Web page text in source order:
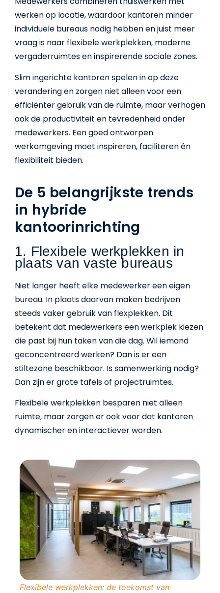
werken op locatie, waardoor kantoren minder
individuele bureaus nodig hebben en juist meer
vraag is naar flexibele werkplekken, moderne
vergaderruimtes en inspirerende sociale zones.
Slim ingerichte kantoren spelen in op deze
verandering en zorgen niet alleen voor een
efficiënter gebruik van de ruimte, maar verhogen
ook de productiviteit en tevredenheid onder
medewerkers. Een goed ontworpen
werkomgeving moet inspireren, faciliteren én
flexibiliteit bieden.
De 5 belangrijkste trends
in hybride
kantoorinrichting
1. Flexibele werkplekken in
plaats van vaste bureaus
Niet langer heeft elke medewerker een eigen
bureau. In plaats daarvan maken bedrijven
steeds vaker gebruik van flexplekken. Dit
betekent dat medewerkers een werkplek kiezen
die past bij hun taken van die dag. Wil iemand
geconcentreerd werken? Dan is er een
stiltezone beschikbaar. Is samenwerking nodig?
Dan zijn er grote tafels of projectruimtes.
Flexibele werkplekken besparen niet alleen
ruimte, maar zorgen er ook voor dat kantoren
dynamischer en interactiever worden.
Flexibele werkplekken: de toekomst van